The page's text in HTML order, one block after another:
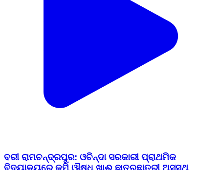
ବରୀ ରାମଚନ୍ଦ୍ରପୁର: ଓଚିନ୍ଦା ସରକାରୀ ପ୍ରାଥମିକ
ବିଦ୍ୟାଳୟରେ କୃମି ଔଷଧ ଖାଈ ଛାତ୍ରଛାତ୍ରୀ ଅସୁସ୍ଥ